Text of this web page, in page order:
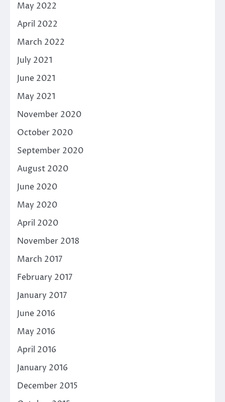
May 2022
April 2022
March 2022
July 2021
June 2021
May 2021
November 2020
October 2020
September 2020
August 2020
June 2020
May 2020
April 2020
November 2018
March 2017
February 2017
January 2017
June 2016
May 2016
April 2016
January 2016
December 2015